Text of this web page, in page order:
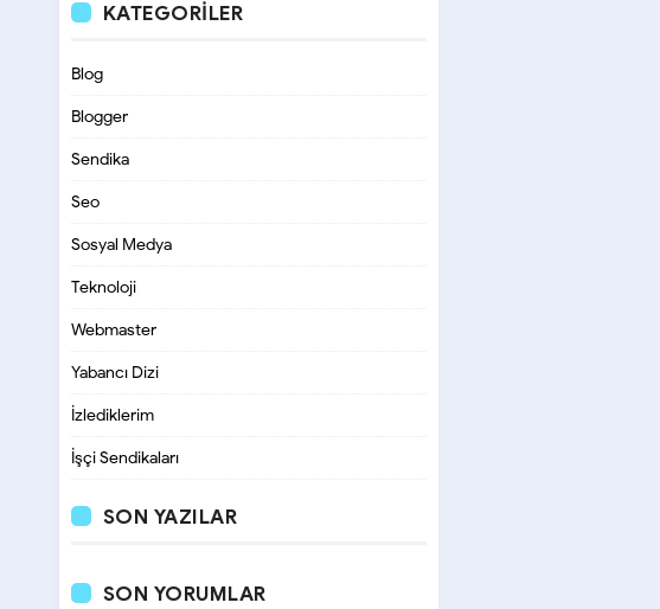
KATEGORILER
Blog
Blogger
Sendika
Seo
Sosyal Medya
Teknoloji
Webmaster
Yabancı Dizi
İzlediklerim
İşçi Sendikaları
SON YAZILAR
SON YORUMLAR